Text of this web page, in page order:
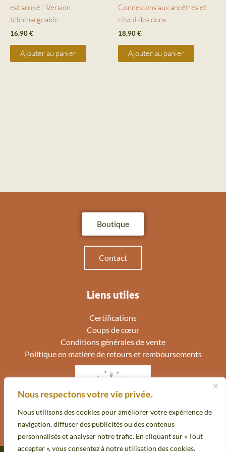
Nous respectons votre vie privée.
Nous utilisons des cookies pour améliorer votre expérience de
navigation, diffuser des publicités ou des contenus
personnalisés et analyser notre trafic. En cliquant sur « Tout
accepter », vous consentez à notre utilisation des cookies.
est arrivé ! Version
téléchargeable
16,90€
Ajouter au panier
Connexions aux ancêtres et
réveil des dons
18,90€
Ajouter au panier
Liens utiles
Certifications
Coups de cœur
Conditions générales de vente
Politique en matière de retours et remboursements
Boutique
Contact